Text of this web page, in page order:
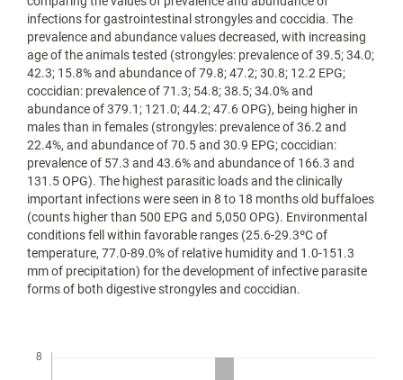
infections for gastrointestinal strongyles and coccidia. The
prevalence and abundance values decreased, with increasing
age of the animals tested (strongyles: prevalence of 39.5; 34.0;
42.3; 15.8% and abundance of 79.8; 47.2; 30.8; 12.2 EPG;
coccidian: prevalence of 71.3; 54.8; 38.5; 34.0% and
abundance of 379.1; 121.0; 44.2; 47.6 OPG), being higher in
males than in females (strongyles: prevalence of 36.2 and
22.4%, and abundance of 70.5 and 30.9 EPG; coccidian:
prevalence of 57.3 and 43.6% and abundance of 166.3 and
131.5 OPG). The highest parasitic loads and the clinically
important infections were seen in 8 to 18 months old buffaloes
(counts higher than 500 EPG and 5,050 OPG). Environmental
conditions fell within favorable ranges (25.6-29.3ºC of
temperature, 77.0-89.0% of relative humidity and 1.0-151.3
mm of precipitation) for the development of infective parasite
forms of both digestive strongyles and coccidian.